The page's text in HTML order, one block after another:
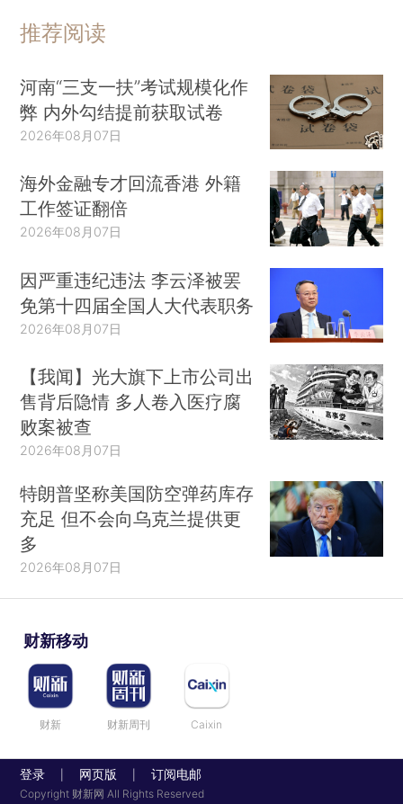
推荐阅读
河南“三支一扶”考试规模化作
弊 内外勾结提前获取试卷
2026年08月07日
海外金融专才回流香港 外籍
工作签证翻倍
2026年08月07日
因严重违纪违法 李云泽被罢
免第十四届全国人大代表职务
2026年08月07日
【我闻】光大旗下上市公司出
售背后隐情 多人卷入医疗腐
败案被查
2026年08月07日
特朗普坚称美国防空弹药库存
充足 但不会向乌克兰提供更
多
2026年08月07日
财新移动
财新 财新周刊 Caixin
登录 网页版 订阅电邮
Copyright 财新网 All Rights Reserved